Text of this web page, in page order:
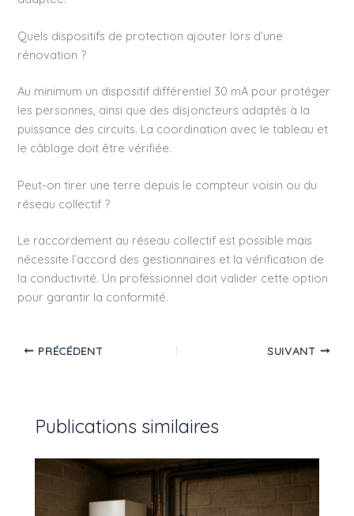
Quels dispositifs de protection ajouter lors d’une
rénovation ?
Au minimum un dispositif différentiel 30 mA pour protéger
les personnes, ainsi que des disjoncteurs adaptés à la
puissance des circuits. La coordination avec le tableau et
le câblage doit être vérifiée.
Peut-on tirer une terre depuis le compteur voisin ou du
réseau collectif ?
Le raccordement au réseau collectif est possible mais
nécessite l’accord des gestionnaires et la vérification de
la conductivité. Un professionnel doit valider cette option
pour garantir la conformité.
PRÉCÉDENT SUIVANT
Publications similaires